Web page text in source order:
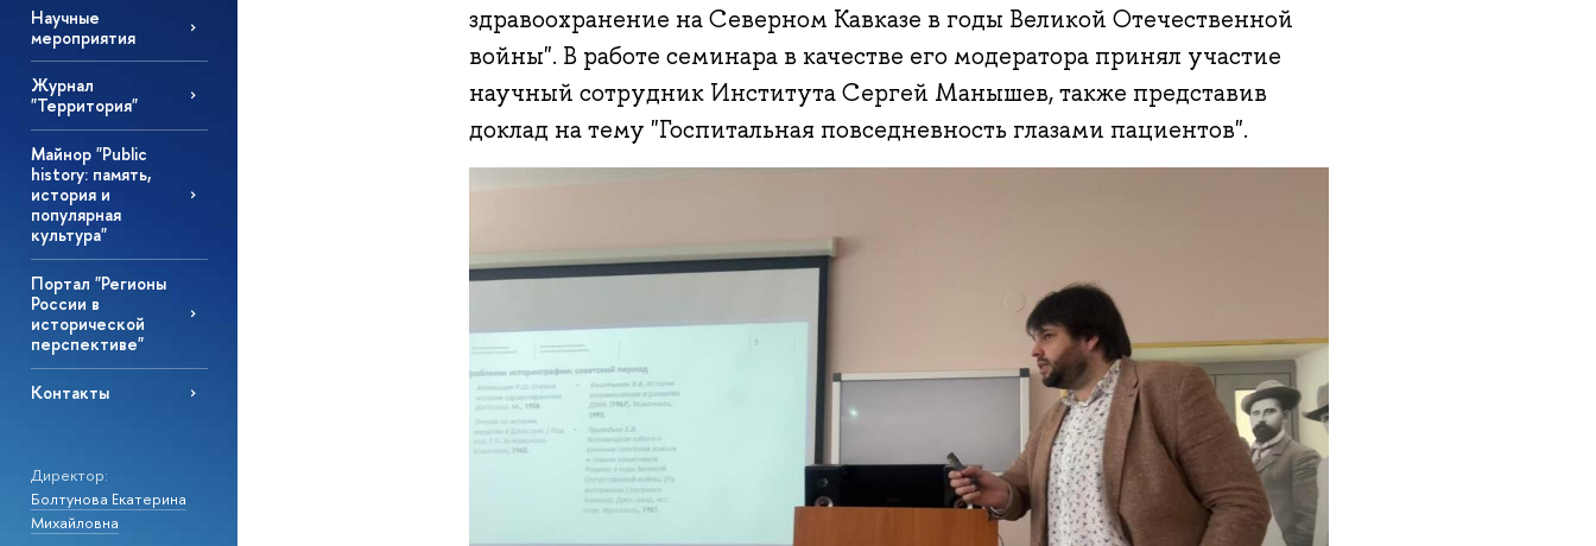
Научные
мероприятия
Журнал
"Территория"
Майнор "Public
history: память,
история и
популярная
культура"
Портал "Регионы
России в
исторической
перспективе"
Контакты
Директор:
Болтунова Екатерина
Михайловна
здравоохранение на Северном Кавказе в годы Великой Отечественной
войны". В работе семинара в качестве его модератора принял участие
научный сотрудник Института Сергей Манышев, также представив
доклад на тему "Госпитальная повседневность глазами пациентов".